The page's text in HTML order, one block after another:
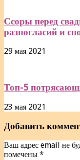
Ссоры перед
разногласий и
29 мая 2021
Топ-5
23 мая 2021
Добавить
Ваш адрес email не
помечены *